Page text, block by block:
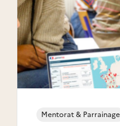
Mentorat & Parrainage